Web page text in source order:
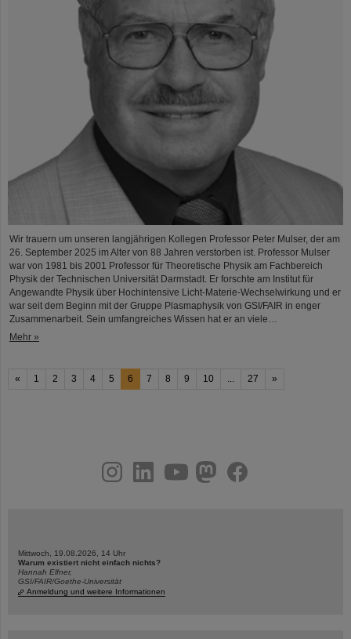
Wir trauern um unseren langjährigen Kollegen Professor Peter Mulser, der am
26. September 2025 im Alter von 88 Jahren verstorben ist. Professor Mulser
war von 1981 bis 2001 Professor für Theoretische Physik am Fachbereich
Physik der Technischen Universität Darmstadt. Er forschte am Institut für
Angewandte Physik über Hochintensive Licht-Materie-Wechselwirkung und er
war seit dem Beginn mit der Gruppe Plasmaphysik von GSI/FAIR in enger
Zusammenarbeit. Sein umfangreiches Wissen hat er an viele…
Mehr »
« 1 2 3 4 5 6 7 8 9 10 27 »
youtubehelmholtz.socialfacebook
Mittwoch, 19.08.2026, 14 Uhr
Warum existiert nicht einfach nichts?
Hannah Elfner,
GSI/FAIR/Goethe-Universität
Anmeldung und weitere Informationen